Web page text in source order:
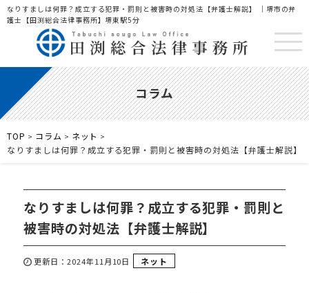
なりすましは何罪？成立する犯罪・罰則と被害時の対処法【弁護士解説】 ｜堺市の弁
護士【田渕総合法律事務所】堺東駅5分
コラム
TOP > コラム > ネット >
なりすましは何罪？成立する犯罪・罰則と被害時の対処法【弁護士解説】
なりすましは何罪？成立する犯罪・罰則と
被害時の対処法【弁護士解説】
更新日：2024年11月10日 ネット